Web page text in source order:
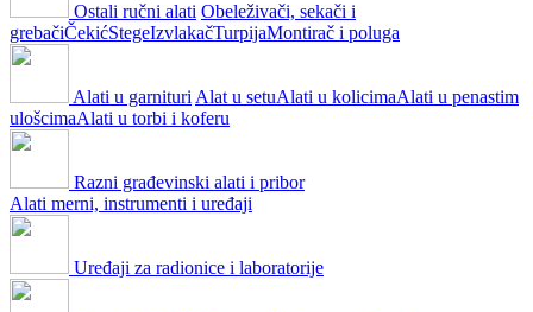
Ostali ručni alati Obeleživači, sekači i
grebačiČekićStegeIzvlakačTurpijaMontirač i poluga
Alati u garnituri Alat u setuAlati u kolicimaAlati u penastim
ulošcimaAlati u torbi i koferu
Razni građevinski alati i pribor
Alati merni, instrumenti i uređaji
Uređaji za radionice i laboratorije